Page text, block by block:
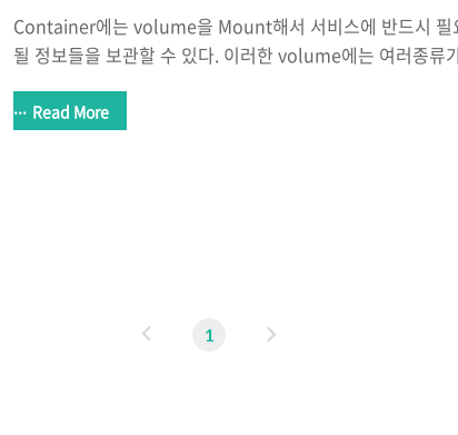
Container에는 volume을 Mount해서 서비스에 반드시 필
될 정보들을 보관할 수 있다. 이러한 volume에는 여러종
공간에 volume을 Mount한다. => 컨테이너 기준이 아닌
Read More
1
다